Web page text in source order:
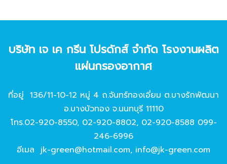
บริษัท เจ เค กรีน โปรดักส์ จํากัด โรงงานผลิต
แผ่นกรองอากาศ
ที่อยู่ 136/11-10-12 หมู่ 4 ถ.จันทร์ทองเอี่ยม ต.บางรักพัฒนา
อ.บางบัวทอง จ.นนทบุรี 11110
โทร.02-920-8550, 02-920-8802, 02-920-8588 099-
246-6996
อีเมล jk-green@hotmail.com, info@jk-green.com